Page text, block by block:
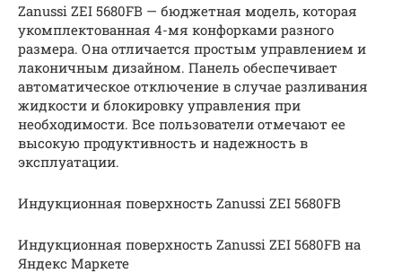
Zanussi ZEI 5680FB — бюджетная модель, которая
укомплектованная 4-мя конфорками разного
размера. Она отличается простым управлением и
лаконичным дизайном. Панель обеспечивает
автоматическое отключение в случае разливания
жидкости и блокировку управления при
необходимости. Все пользователи отмечают ее
высокую продуктивность и надежность в
эксплуатации.
Индукционная поверхность Zanussi ZEI 5680FB
Индукционная поверхность Zanussi ZEI 5680FB на
Яндекс Маркете